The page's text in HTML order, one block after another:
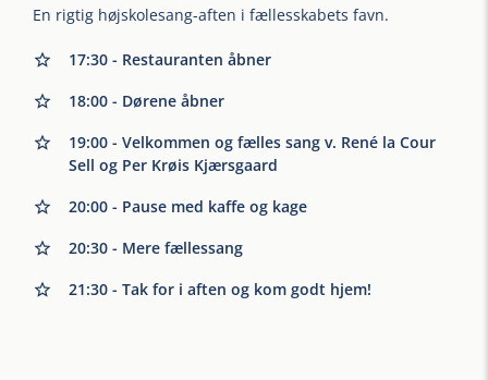
En rigtig højskolesang-aften i fællesskabets favn.
17:30 - Restauranten åbner
18:00 - Dørene åbner
19:00 - Velkommen og fælles sang v. René la Cour
Sell og Per Krøis Kjærsgaard
20:00 - Pause med kaffe og kage
20:30 - Mere fællessang
21:30 - Tak for i aften og kom godt hjem!